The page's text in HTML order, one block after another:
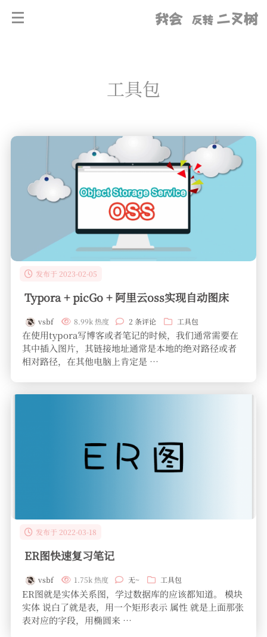
我会 反转 二叉树
工具包
发布于 2023-02-05
Typora + picGo + 阿里云oss实现自动图床
vsbf 8.99k 热度 2 条评论 工具包
在使用typora写博客或者笔记的时候，我们通常需要在
其中插入图片，其链接地址通常是本地的绝对路径或者
相对路径，在其他电脑上肯定是 …
发布于 2022-03-18
ER图快速复习笔记
vsbf 1.75k 热度 无~ 工具包
ER图就是实体关系图，学过数据库的应该都知道。 模块
实体 说白了就是表，用一个矩形表示 属性 就是上面那张
表对应的字段，用椭圆来 …